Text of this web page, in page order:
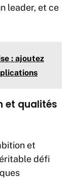
leader, et ce
: ajoutez
et qualités
et
défi